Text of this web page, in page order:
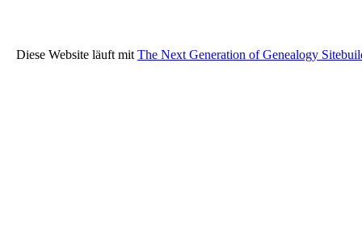
Diese Website läuft mit The Next Generation of Genealogy